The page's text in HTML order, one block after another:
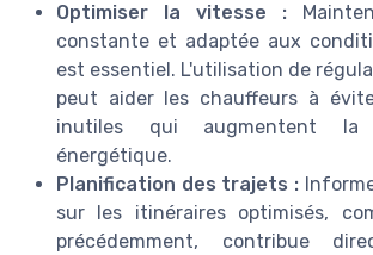
Optimiser la vitesse :
constante et adaptée aux
est essentiel. L'utilisation de
peut aider les chauffeurs à
inutiles qui augmentent la
énergétique.
Planification des trajets :
sur les itinéraires optimisés,
précédemment, contribue